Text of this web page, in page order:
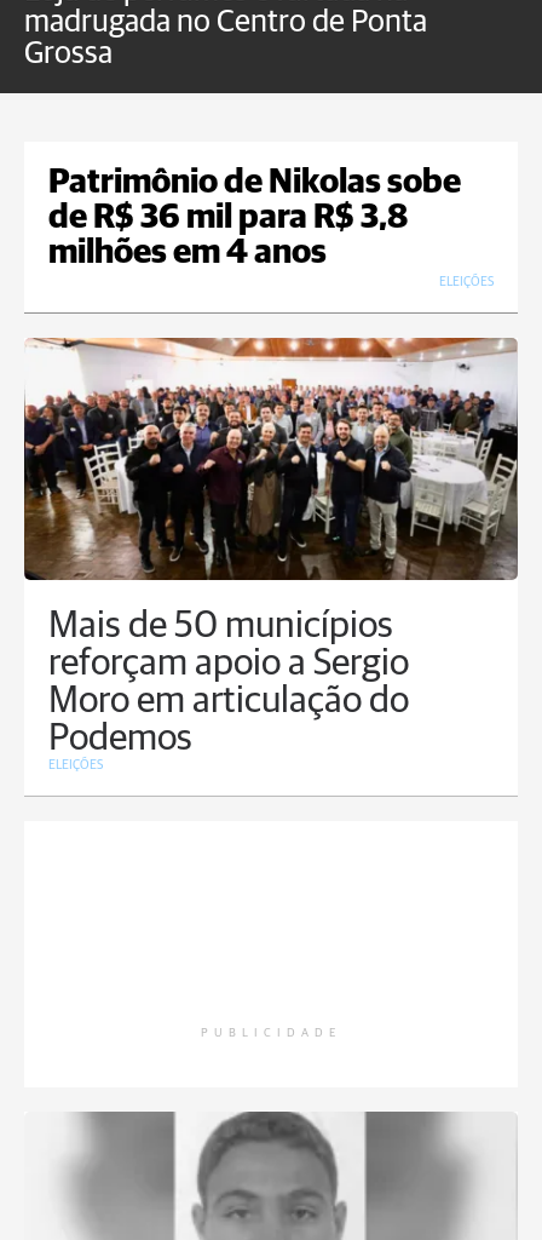
madrugada no Centro de Ponta
Grossa
Patrimônio de Nikolas sobe
de R$ 36 mil para R$ 3,8
milhões em 4 anos
ELEIÇÕES
Mais de 50 municípios
reforçam apoio a Sergio
Moro em articulação do
Podemos
ELEIÇÕES
PUBLICIDADE